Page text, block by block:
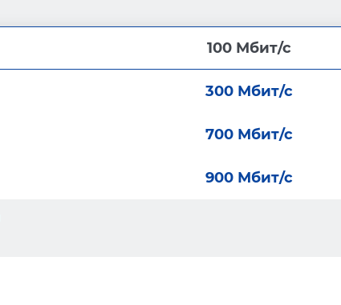
100 Мбит/с
300 Мбит/с
700 Мбит/с
900 Мбит/с